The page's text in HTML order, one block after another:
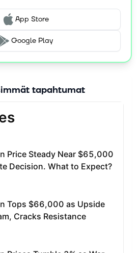
App Store
Google Play
tapahtumat